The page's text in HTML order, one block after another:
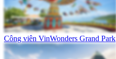
Công viên VinWonders Grand Park